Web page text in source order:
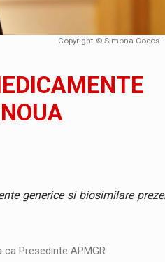
pietei de transport paletizat
ROVER GTCopyright © Simona Cocos -
generice si biosimilare
Presedinte APMGR